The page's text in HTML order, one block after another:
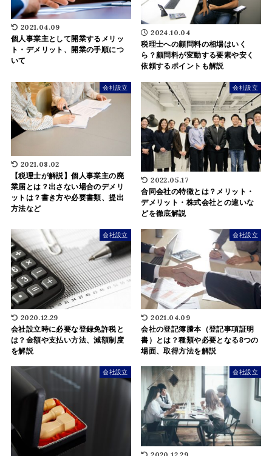
2021.04.09
個人事業主として開業するメリッ
ト・デメリット、開業の手順につ
いて
2024.10.04
税理士への顧問料の相場はいく
ら？顧問料が変動する要素や安く
依頼するポイントも解説
会社設立
2021.08.02
【税理士が解説】個人事業主の廃
業届とは？出さない場合のデメリ
ットは？書き方や必要書類、提出
方法など
会社設立
2022.05.17
合同会社の特徴とは？メリット・
デメリット・株式会社との違いな
どを徹底解説
会社設立
2020.12.29
会社設立時に必要な登録免許税と
は？金額や支払い方法、減額制度
を解説
会社設立
2021.04.09
会社の登記簿謄本（登記事項証明
書）とは？種類や必要となる8つの
場面、取得方法を解説
会社設立 会社設立